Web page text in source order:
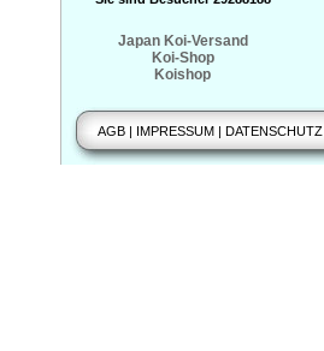
Japan Koi-Versand
Koi-Shop
Koishop
AGB | IMPRESSUM | DATENSCHUTZ